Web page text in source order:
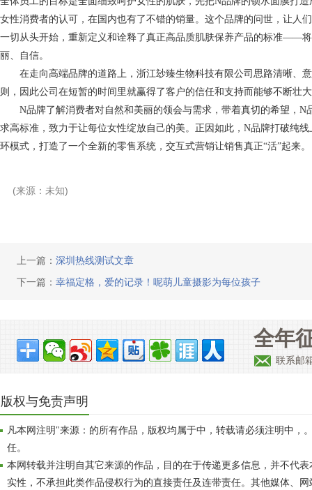
女性消费者的认可，在国内也有了不错的销量。这个品牌的问世，让人
一切从头开始，重新定义和诠释了真正高品质肌肤保养产品的标准——
丽、自信。
在走向高端品牌的道路上，浙江玅臻生物科技有限公司思路清晰、
则，因此公司在短暂的时间里就赢得了客户的信任和支持而能够不断壮
N品牌了解消费者对自然和美丽的领会与需求，带着真切的希望，N
求高标准，致力于让每位女性绽放自己的美。正因如此，N品牌打破纯
环模式，打造了一个全新的零售系统，交互式营销让销售真正“活”起来。
(来源：未知)
上一篇： 深圳热线测试文章
下一篇： 幸福定格，爱的记录！呢萌儿童摄影为每位孩子
全年
联系邮
版权与免责声明
凡本网注明"来源：的所有作品，版权均属于中，转载请必须注明中，
任。
本网转载并注明自其它来源的作品，目的在于传递更多信息，并不代
实性，不承担此类作品侵权行为的直接责任及连带责任。其他媒体、